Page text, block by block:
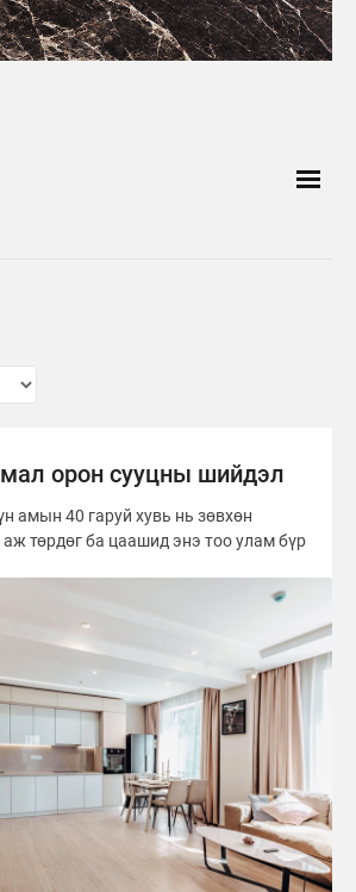
орон сууцны шийдэл
амын 40 гаруй хувь нь зөвхөн
төрдөг ба цаашид энэ тоо улам бүр